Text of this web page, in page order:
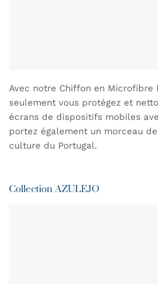
Avec notre Chiffon en Microfibre
seulement vous protégez et
écrans de dispositifs mobiles
portez également un morceau
culture du Portugal.
Collection AZULEJO